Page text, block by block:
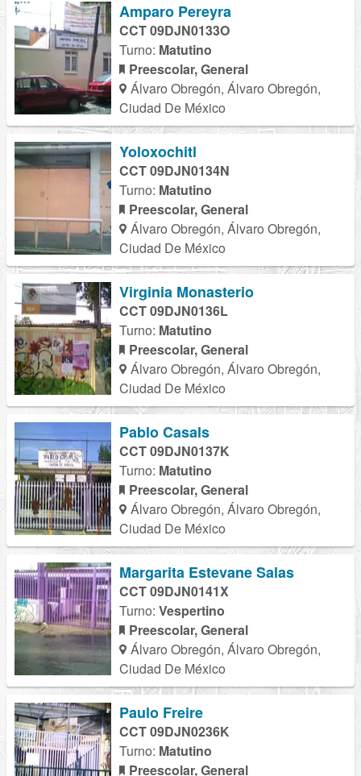
Amparo Pereyra
CCT 09DJN0133O
Turno: Matutino
Preescolar, General
Álvaro Obregón, Álvaro Obregón,
Ciudad De México
Yoloxochitl
CCT 09DJN0134N
Turno: Matutino
Preescolar, General
Álvaro Obregón, Álvaro Obregón,
Ciudad De México
Virginia Monasterio
CCT 09DJN0136L
Turno: Matutino
Preescolar, General
Álvaro Obregón, Álvaro Obregón,
Ciudad De México
Pablo Casals
CCT 09DJN0137K
Turno: Matutino
Preescolar, General
Álvaro Obregón, Álvaro Obregón,
Ciudad De México
Margarita Estevane Salas
CCT 09DJN0141X
Turno: Vespertino
Preescolar, General
Álvaro Obregón, Álvaro Obregón,
Ciudad De México
Paulo Freire
CCT 09DJN0236K
Turno: Matutino
Preescolar, General